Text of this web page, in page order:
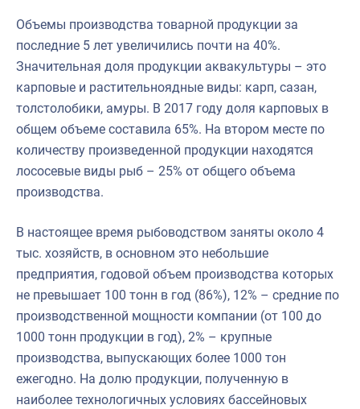
Объемы производства товарной продукции за
последние 5 лет увеличились почти на 40%.
Значительная доля продукции аквакультуры – это
карповые и растительноядные виды: карп, сазан,
толстолобики, амуры. В 2017 году доля карповых в
общем объеме составила 65%. На втором месте по
количеству произведенной продукции находятся
лососевые виды рыб – 25% от общего объема
производства.
В настоящее время рыбоводством заняты около 4
тыс. хозяйств, в основном это небольшие
предприятия, годовой объем производства которых
не превышает 100 тонн в год (86%), 12% – средние по
производственной мощности компании (от 100 до
1000 тонн продукции в год), 2% – крупные
производства, выпускающих более 1000 тон
ежегодно. На долю продукции, полученную в
наиболее технологичных условиях бассейновых